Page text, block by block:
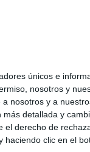
únicos e
nosotros y
nosotros y a
detallada y
derecho de
clic en el
2767